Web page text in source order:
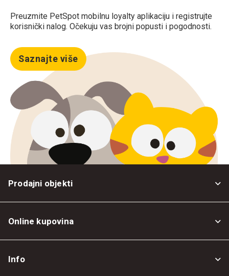
Preuzmite PetSpot mobilnu loyalty aplikaciju i registrujte
korisnički nalog. Očekuju vas brojni popusti i pogodnosti.
Saznajte više
Prodajni objekti
Online kupovina
Info